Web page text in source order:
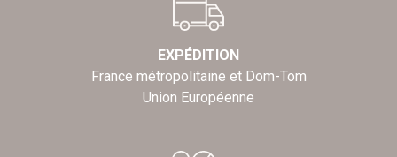
EXPÉDITION
France métropolitaine et Dom-Tom
Union Européenne